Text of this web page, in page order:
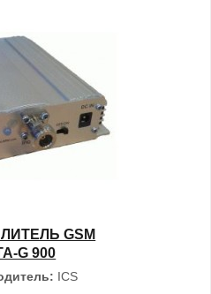
GSM
G 900
ICS